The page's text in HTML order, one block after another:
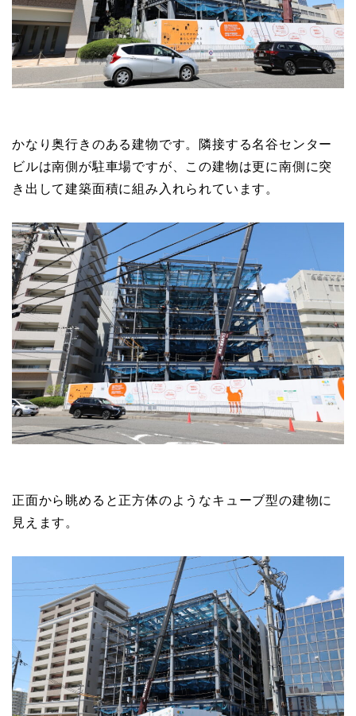
かなり奥行きのある建物です。隣接する名谷センター
ビルは南側が駐車場ですが、この建物は更に南側に突
き出して建築面積に組み入れられています。
正面から眺めると正方体のようなキューブ型の建物に
見えます。